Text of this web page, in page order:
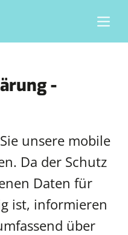
-
unsere mobile
Da der Schutz
Daten für
ist, informieren
über